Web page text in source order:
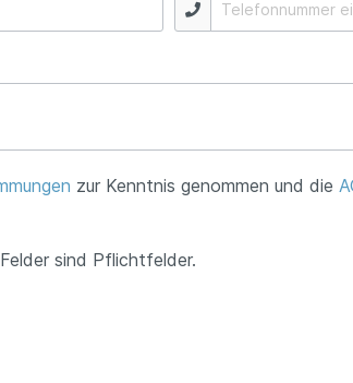
zur Kenntnis genommen und die
sind Pflichtfelder.